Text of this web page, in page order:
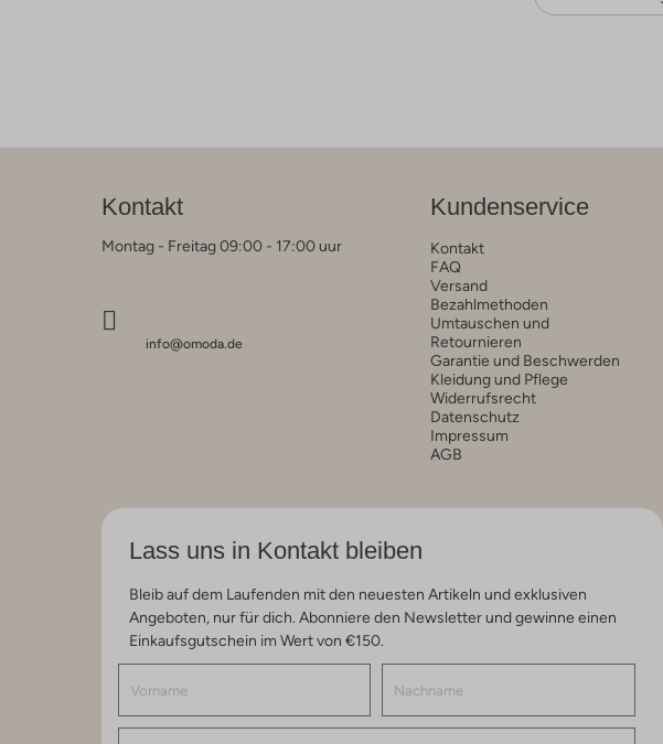
Kontakt
Montag - Freitag 09:00 - 17:00 uur
info@omoda.de
Kundenservice
Kontakt
FAQ
Versand
Bezahlmethoden
Umtauschen und
Retournieren
Garantie und Beschwerden
Kleidung und Pflege
Widerrufsrecht
Datenschutz
Impressum
AGB
Lass uns in Kontakt bleiben
Bleib auf dem Laufenden mit den neuesten Artikeln und exklusiven
Angeboten, nur für dich. Abonniere den Newsletter und gewinne einen
Einkaufsgutschein im Wert von €150.